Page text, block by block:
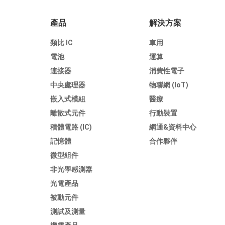
產品
類比 IC
電池
連接器
中央處理器
嵌入式模組
離散式元件
積體電路 (IC)
記憶體
微型組件
非光學感測器
光電產品
被動元件
測試及測量
解決方案
車用
運算
消費性電子
物聯網 (IoT)
醫療
行動裝置
網通&資料中心
合作夥伴